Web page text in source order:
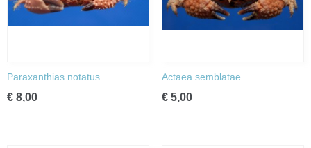
Paraxanthias notatus
€ 8,00
Actaea semblatae
€ 5,00